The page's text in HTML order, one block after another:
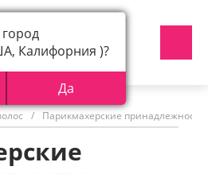
/ Парикмахерские принадлежности
Калифорния )?
Да